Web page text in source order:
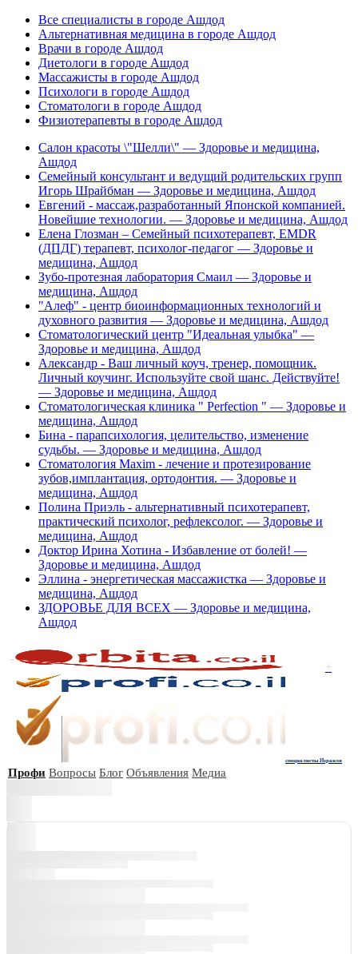
Все специалисты в городе Ашдод
Альтернативная медицина в городе Ашдод
Врачи в городе Ашдод
Диетологи в городе Ашдод
Массажисты в городе Ашдод
Психологи в городе Ашдод
Стоматологи в городе Ашдод
Физиотерапевты в городе Ашдод
Салон красоты \"Шелли\" — Здоровье и медицина,
Ашдод
Семейный консультант и ведущий родительских групп
Игорь Шрайбман — Здоровье и медицина, Ашдод
Евгений - массаж,разработанный Японской компанией.
Новейшие технологии. — Здоровье и медицина, Ашдод
Елена Глозман – Семейный психотерапевт, EMDR
(ДПДГ) терапевт, психолог-педагог — Здоровье и
медицина, Ашдод
Зубо-протезная лаборатория Смаил — Здоровье и
медицина, Ашдод
"Алеф" - центр биоинформационных технологий и
духовного развития — Здоровье и медицина, Ашдод
Стоматологический центр "Идеальная улыбка" —
Здоровье и медицина, Ашдод
Александр - Ваш личный коуч, тренер, помощник.
Личный коучинг. Используйте свой шанс. Действуйте!
— Здоровье и медицина, Ашдод
Стоматологическая клиника " Perfection " — Здоровье и
медицина, Ашдод
Бина - парапсихология, целительство, изменение
судьбы. — Здоровье и медицина, Ашдод
Стоматология Мaxim - лечение и протезирование
зубов,имплантация, ортодонтия. — Здоровье и
медицина, Ашдод
Полина Приэль - альтернативный психотерапевт,
практический психолог, рефлексолог. — Здоровье и
медицина, Ашдод
Доктор Ирина Хотина - Избавление от болей! —
Здоровье и медицина, Ашдод
Эллина - энергетическая массажистка — Здоровье и
медицина, Ашдод
ЗДОРОВЬЕ ДЛЯ ВСЕХ — Здоровье и медицина,
Ашдод
+
специалисты Израиля
Профи Вопросы Блог Объявления Медиа